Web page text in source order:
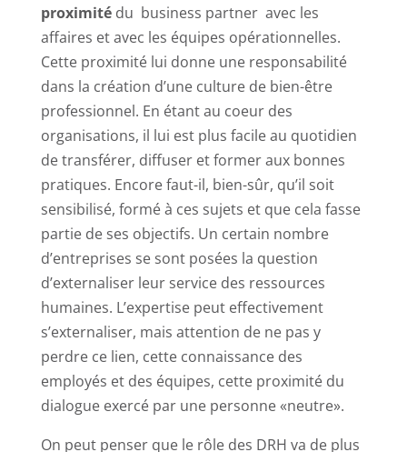
proximitédu business partner avec les
affaires et avec les équipes opérationnelles.
Cette proximité lui donne une responsabilité
dans la création d’une culture de bien-être
professionnel. En étant au coeur des
organisations, il lui est plus facile au quotidien
de transférer, diffuser et former aux bonnes
pratiques. Encore faut-il, bien-sûr, qu’il soit
sensibilisé, formé à ces sujets et que cela fasse
partie de ses objectifs. Un certain nombre
d’entreprises se sont posées la question
d’externaliser leur service des ressources
humaines. L’expertise peut effectivement
s’externaliser, mais attention de ne pas y
perdre ce lien, cette connaissance des
employés et des équipes, cette proximité du
dialogue exercé par une personne «neutre».
On peut penser que le rôle des DRH va de plus